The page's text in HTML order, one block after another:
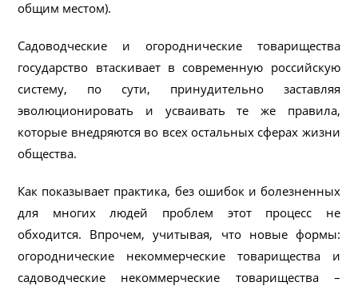
общим местом).
Садоводческие и огороднические товарищества
государство втаскивает в современную российскую
систему, по сути, принудительно заставляя
эволюционировать и усваивать те же правила,
которые внедряются во всех остальных сферах жизни
общества.
Как показывает практика, без ошибок и болезненных
для многих людей проблем этот процесс не
обходится. Впрочем, учитывая, что новые формы:
огороднические некоммерческие товарищества и
садоводческие некоммерческие товарищества –